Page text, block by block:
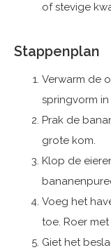
of stevige
Stappenplan
Verwarm de
springvorm
Prak de
grote kom.
Klop de
Voeg het
toe. Roer
Giet het